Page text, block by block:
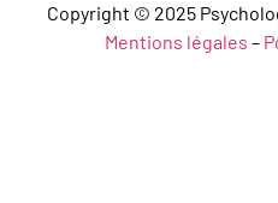
Copyright © 2025
Mentions légales –